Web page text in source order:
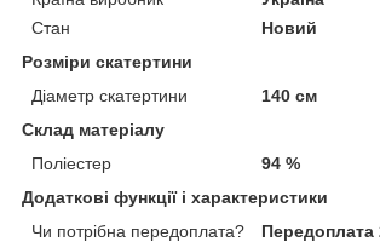
Стан
Новий
Розміри скатертини
Діаметр скатертини
140 см
Склад матеріалу
Поліестер
94 %
Додаткові функції і характеристики
Чи потрібна передоплата?
Передоплата